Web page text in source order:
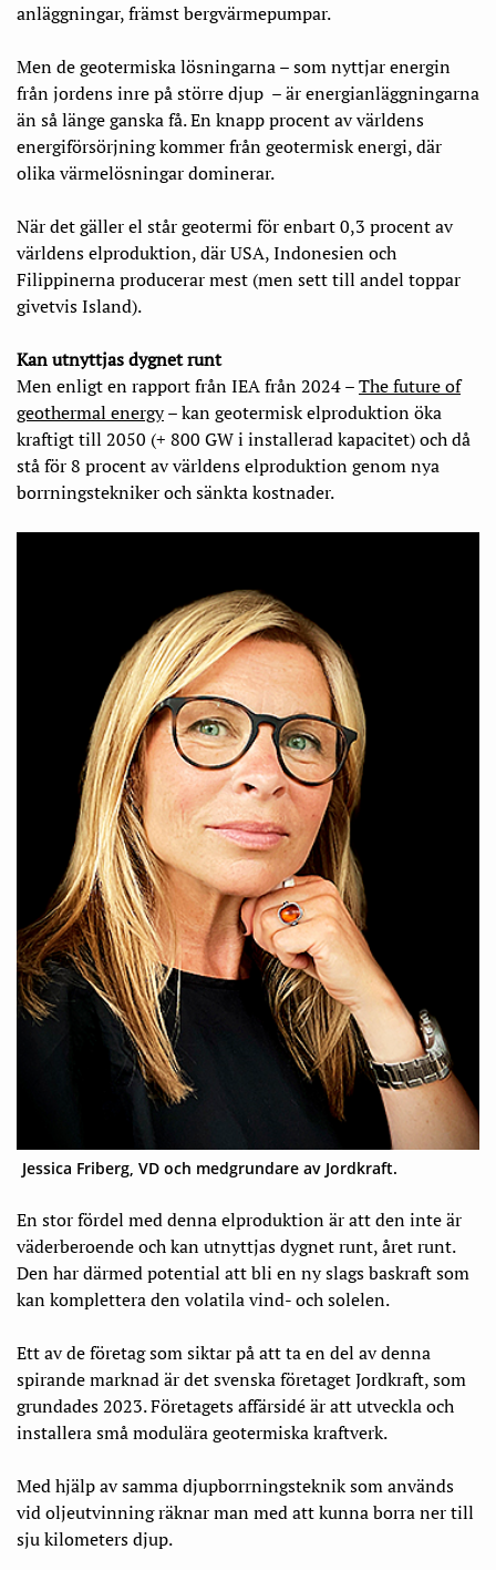
anläggningar, främst bergvärmepumpar.
Men de geotermiska lösningarna – som nyttjar energin
från jordens inre på större djup – är energianläggningarna
än så länge ganska få. En knapp procent av världens
energiförsörjning kommer från geotermisk energi, där
olika värmelösningar dominerar.
När det gäller el står geotermi för enbart 0,3 procent av
världens elproduktion, där USA, Indonesien och
Filippinerna producerar mest (men sett till andel toppar
givetvis Island).
Kan utnyttjas dygnet runt
Men enligt en rapport från IEA från 2024 –The future of
geothermal energy– kan geotermisk elproduktion öka
kraftigt till 2050 (+ 800 GW i installerad kapacitet) och då
stå för 8 procent av världens elproduktion genom nya
borrningstekniker och sänkta kostnader.
Jessica Friberg, VD och medgrundare av Jordkraft.
En stor fördel med denna elproduktion är att den inte är
väderberoende och kan utnyttjas dygnet runt, året runt.
Den har därmed potential att bli en ny slags baskraft som
kan komplettera den volatila vind- och solelen.
Ett av de företag som siktar på att ta en del av denna
spirande marknad är det svenska företaget Jordkraft, som
grundades 2023. Företagets affärsidé är att utveckla och
installera små modulära geotermiska kraftverk.
Med hjälp av samma djupborrningsteknik som används
vid oljeutvinning räknar man med att kunna borra ner till
sju kilometers djup.